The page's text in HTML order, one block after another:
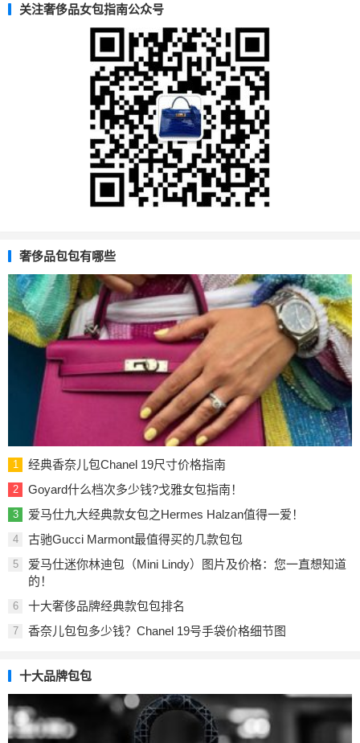
关注奢侈品女包指南公众号
奢侈品包包有哪些
1 经典香奈儿包Chanel 19尺寸价格指南
2 Goyard什么档次多少钱?戈雅女包指南！
3 爱马仕九大经典款女包之Hermes Halzan值得一爱！
4 古驰Gucci Marmont最值得买的几款包包
5
爱马仕迷你林迪包（Mini Lindy）图片及价格：您一直想知道
的！
6 十大奢侈品牌经典款包包排名
7 香奈儿包包多少钱？Chanel 19号手袋价格细节图
十大品牌包包